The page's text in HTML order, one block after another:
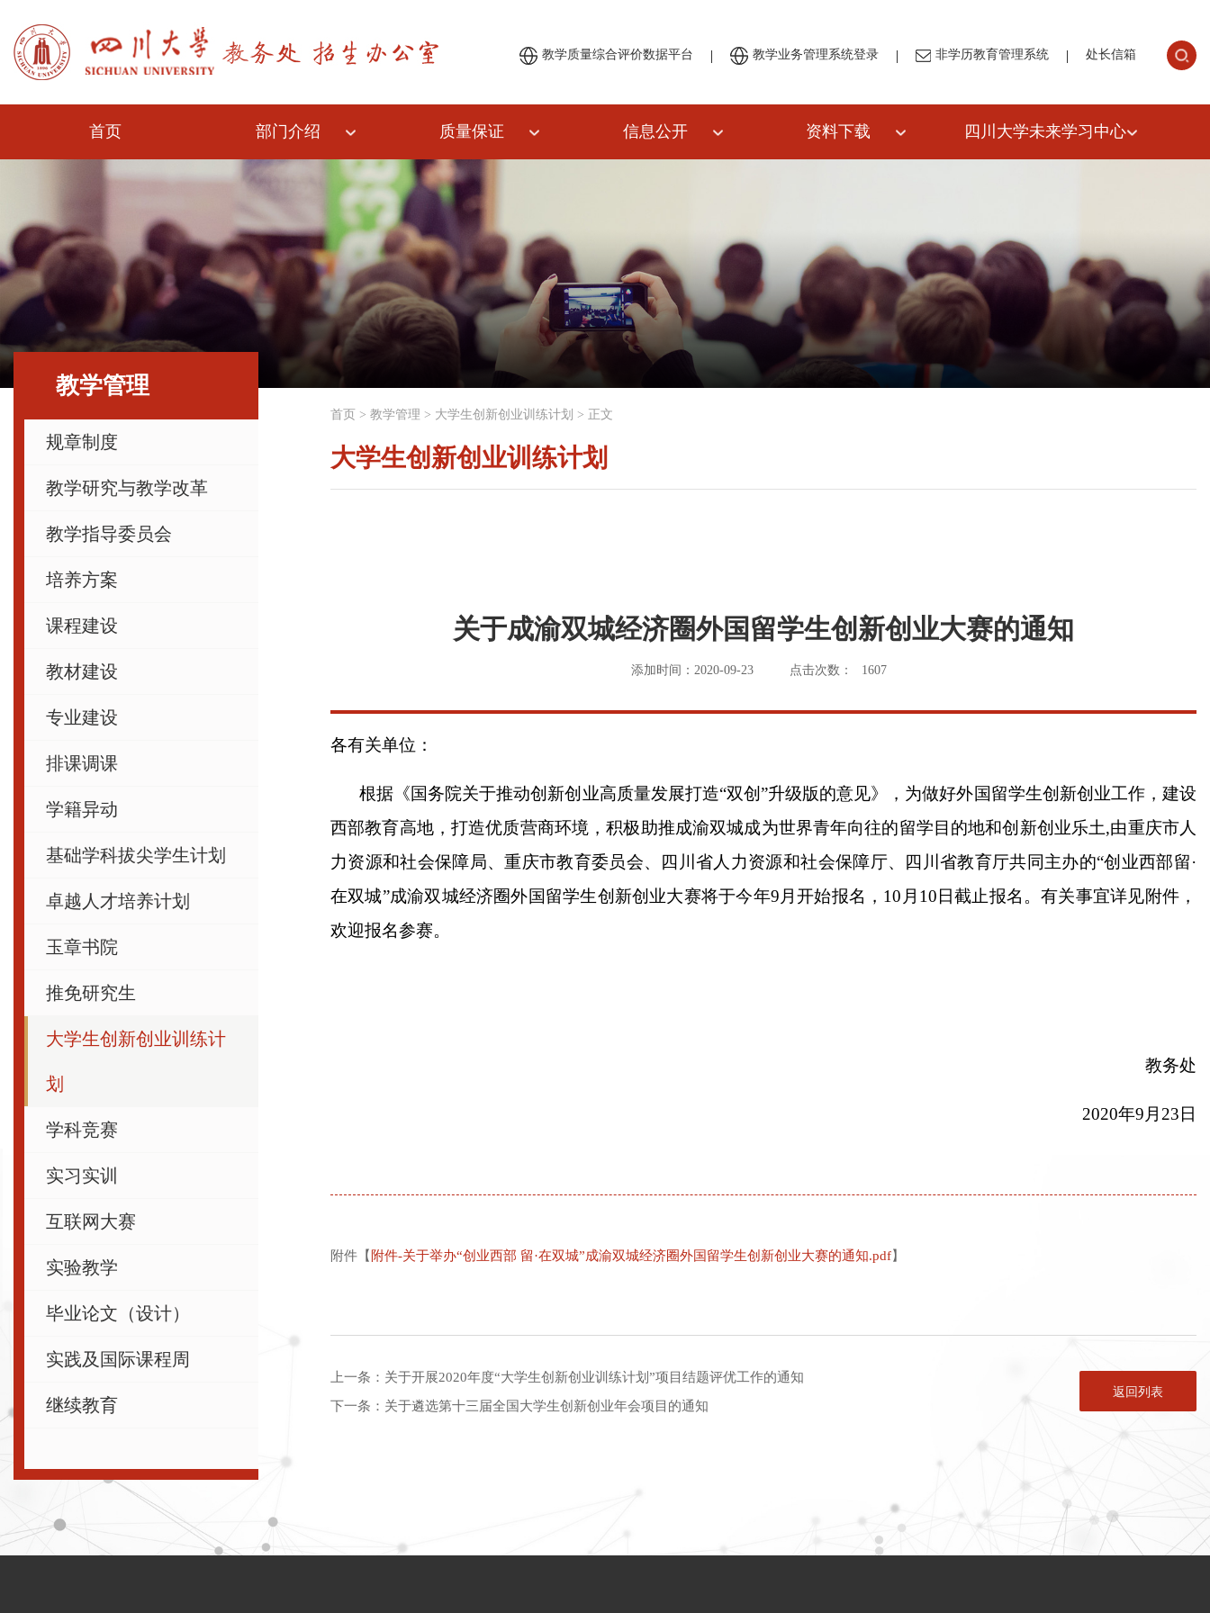
教学质量综合评价数据平台 | 教学业务管理系统登录 | 非学历教育管理系统 | 处长信箱
首页 部门介绍 质量保证 信息公开 资料下载 四川大学未来学习中心
教学管理
规章制度
教学研究与教学改革
教学指导委员会
培养方案
课程建设
教材建设
专业建设
排课调课
学籍异动
基础学科拔尖学生计划
卓越人才培养计划
玉章书院
推免研究生
大学生创新创业训练计
划
学科竞赛
实习实训
互联网大赛
实验教学
毕业论文（设计）
实践及国际课程周
继续教育
首页 > 教学管理 > 大学生创新创业训练计划 > 正文
大学生创新创业训练计划
关于成渝双城经济圈外国留学生创新创业大赛的通知
添加时间：2020-09-23 点击次数： 1607
各有关单位：
根据《国务院关于推动创新创业高质量发展打造“双创”升级版的意见》，为做好外国留学生创新创业工作，建设
西部教育高地，打造优质营商环境，积极助推成渝双城成为世界青年向往的留学目的地和创新创业乐土,由重庆市人
力资源和社会保障局、重庆市教育委员会、四川省人力资源和社会保障厅、四川省教育厅共同主办的“创业西部留·
在双城”成渝双城经济圈外国留学生创新创业大赛将于今年9 月开始报名， 10 月 10 日截止报名。有关事宜详见附件，
欢迎报名参赛。
教务处
2020年9 月 23 日
附件【 附件-关于举办“创业西部 留·在双城”成渝双城经济圈外国留学生创新创业大赛的通知.pdf】
上一条： 关于开展2020年度“大学生创新创业训练计划”项目结题评优工作的通知
下一条： 关于遴选第十三届全国大学生创新创业年会项目的通知
返回列表